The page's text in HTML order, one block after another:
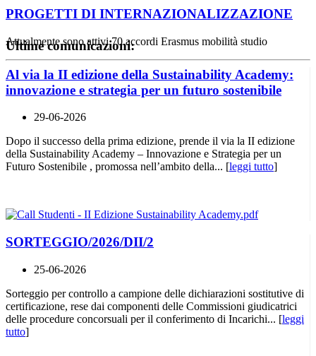
PROGETTI DI INTERNAZIONALIZZAZIONE
Attualmente sono attivi 70 accordi Erasmus mobilità studio
Ultime comunicazioni:
Al via la II edizione della Sustainability Academy:
innovazione e strategia per un futuro sostenibile
29-06-2026
Dopo il successo della prima edizione, prende il via la II edizione
della Sustainability Academy – Innovazione e Strategia per un
Futuro Sostenibile , promossa nell’ambito della... [leggi tutto]
SORTEGGIO/2026/DII/2
25-06-2026
Sorteggio per controllo a campione delle dichiarazioni sostitutive di
certificazione, rese dai componenti delle Commissioni giudicatrici
delle procedure concorsuali per il conferimento di Incarichi... [leggi
tutto]